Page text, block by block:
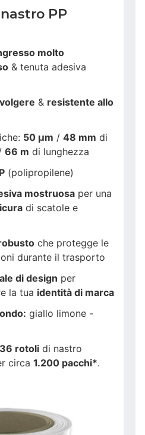
PP
molto
& tenuta adesiva
& resistente allo
50 µm / 48 mm di
66 m di lunghezza
(polipropilene)
mostruosa per una
di scatole e
che protegge le
durante il trasporto
di design per
la tua identità di marca
giallo limone -
36 rotoli di nastro
circa 1.200 pacchi*.